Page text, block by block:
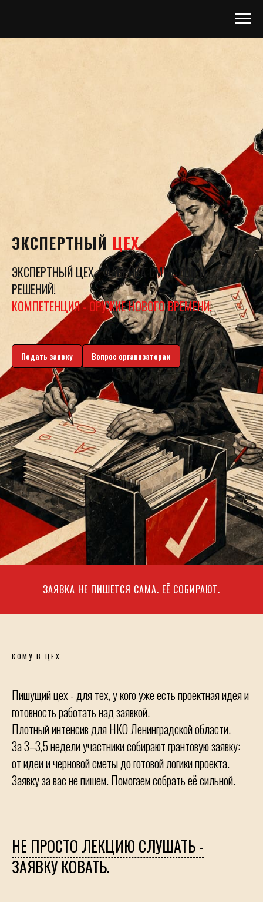
ЭКСПЕРТНЫЙ ЦЕХ
ЭКСПЕРТНЫЙ ЦЕХ - ФАБРИКА СМЫСЛОВ И
РЕШЕНИЙ!
КОМПЕТЕНЦИЯ - ОРУЖИЕ НОВОГО ВРЕМЕНИ!
Подать заявку Вопрос организаторам
ЗАЯВКА НЕ ПИШЕТСЯ САМА. ЕЁ СОБИРАЮТ.
КОМУ В ЦЕХ
Пишущий цех - для тех, у кого уже есть проектная идея и
готовность работать над заявкой.
Плотный интенсив для НКО Ленинградской области.
За 3–3,5 недели участники собирают грантовую заявку:
от идеи и черновой сметы до готовой логики проекта.
Заявку за вас не пишем. Помогаем собрать её сильной.
НЕ ПРОСТО ЛЕКЦИЮ СЛУШАТЬ -
ЗАЯВКУ КОВАТЬ.